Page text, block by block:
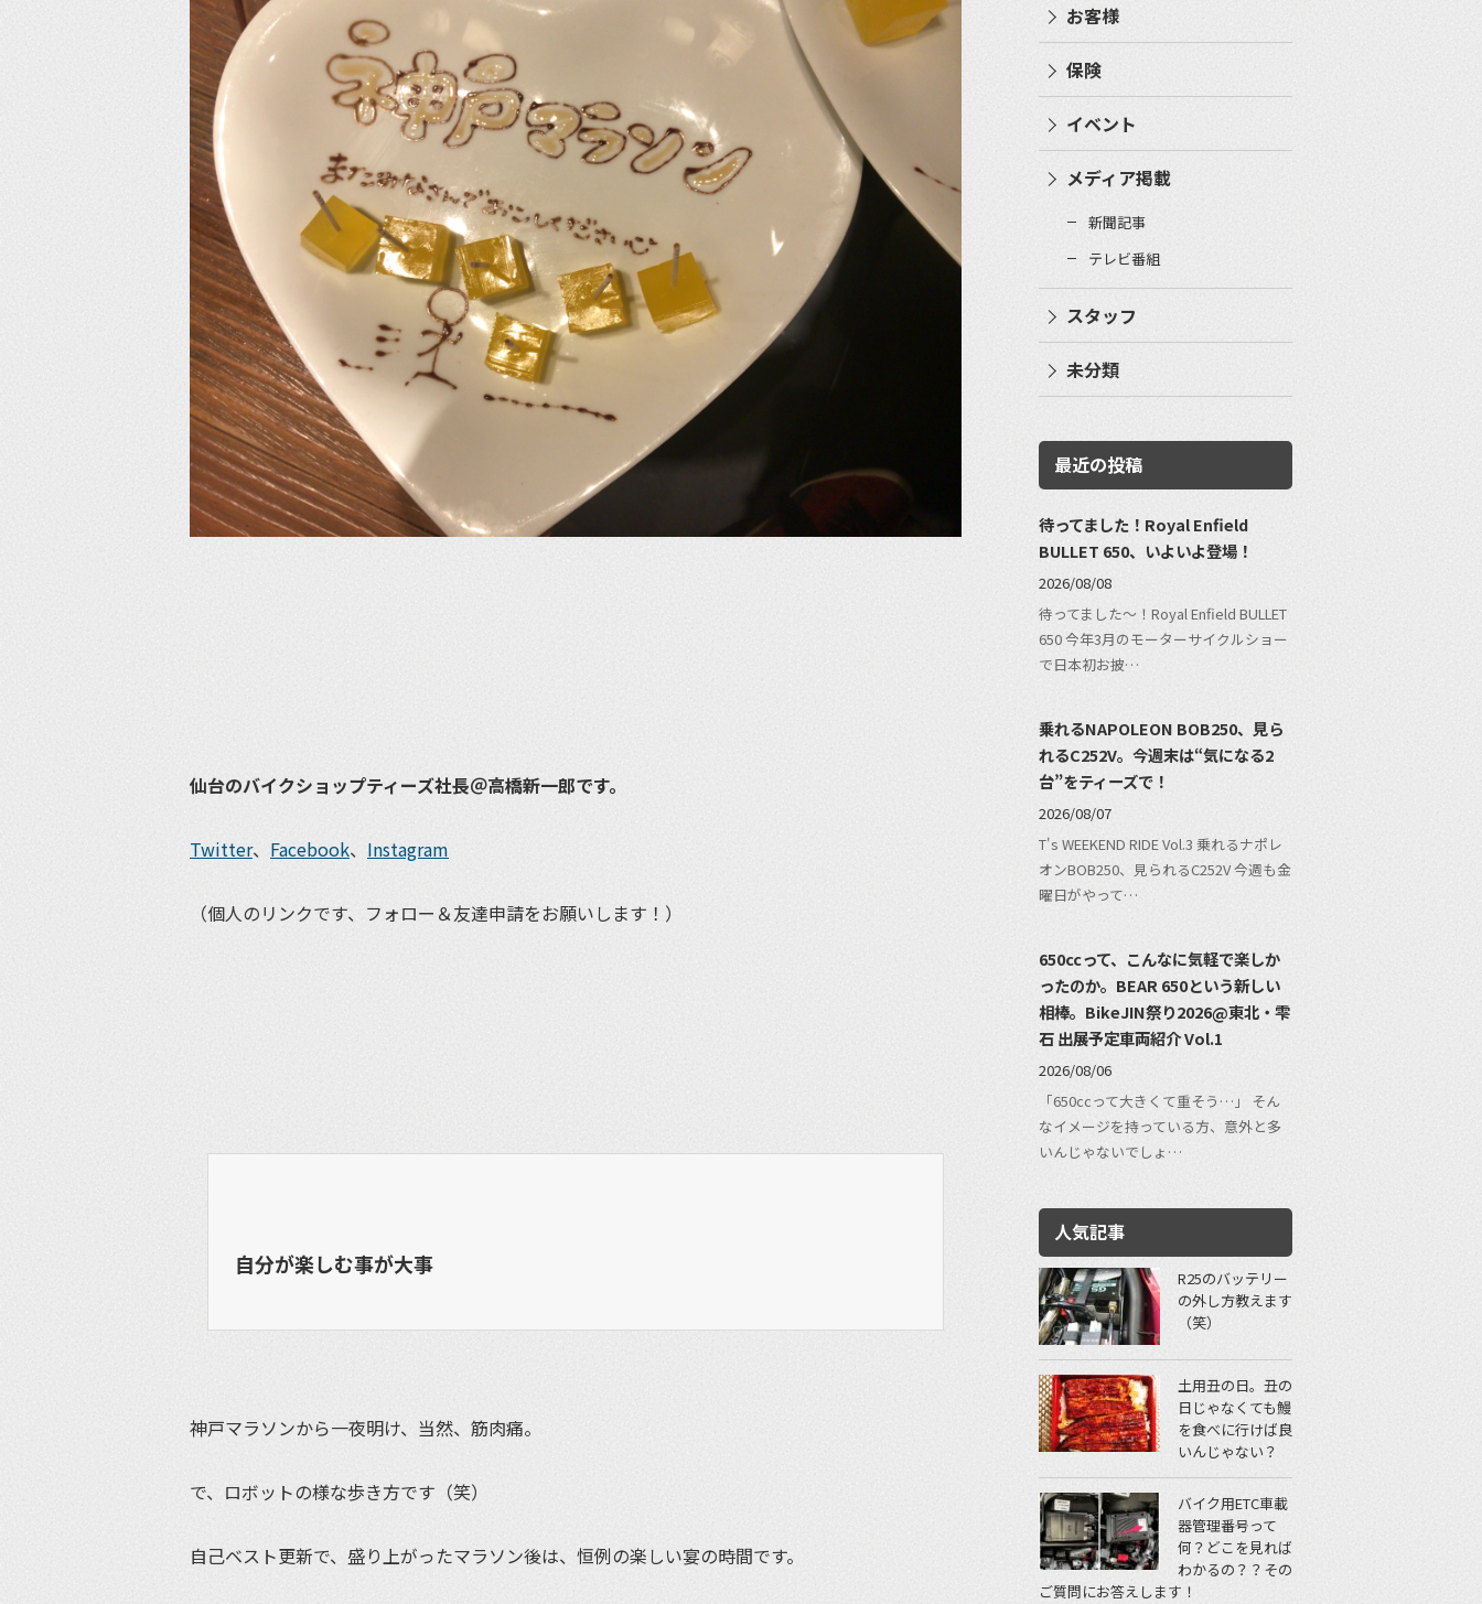
仙台のバイクショップティーズ社長＠高橋新一郎です。
Twitter、 Facebook、 Instagram
（個人のリンクです、フォロー＆友達申請をお願いします！）
自分が楽しむ事が大事
神戸マラソンから一夜明け、当然、筋肉痛。
で、ロボットの様な歩き方です（笑）
自己ベスト更新で、盛り上がったマラソン後は、恒例の楽しい宴の時間です。
お客様
保険
イベント
メディア掲載
新聞記事
テレビ番組
スタッフ
未分類
最近の投稿
待ってました！Royal Enfield
BULLET 650、いよいよ登場！
2026/08/08
待ってました〜！Royal Enfield BULLET
650 今年3月のモーターサイクルショー
で日本初お披…
乗れるNAPOLEON BOB250、見ら
れるC252V。今週末は“気になる2
台”をティーズで！
2026/08/07
T's WEEKEND RIDE Vol.3 乗れるナポレ
オンBOB250、見られるC252V 今週も金
曜日がやって…
650ccって、こんなに気軽で楽しか
ったのか。BEAR 650という新しい
相棒。BikeJIN祭り2026@東北・雫
石 出展予定車両紹介 Vol.1
2026/08/06
「650ccって大きくて重そう…」 そん
なイメージを持っている方、意外と多
いんじゃないでしょ…
人気記事
R25のバッテリー
の外し方教えます
（笑）
土用丑の日。丑の
日じゃなくても鰻
を食べに行けば良
いんじゃない？
バイク用ETC車載
器管理番号って
何？どこを見れば
わかるの？？その
ご質問にお答えします！